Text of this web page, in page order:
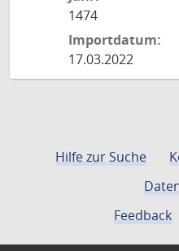
1474
Importdatum:
17.03.2022
Hilfe zur Suche
Feedback